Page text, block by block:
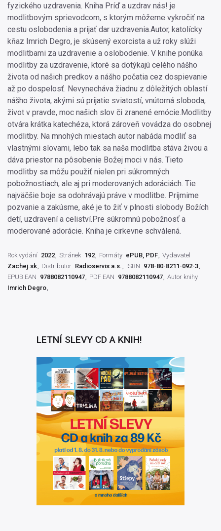
fyzického uzdravenia. Kniha Príď a uzdrav nás! je
modlitbovým sprievodcom, s ktorým môžeme vykročiť na
cestu oslobodenia a prijať dar uzdravenia.Autor, katolícky
kňaz Imrich Degro, je skúsený exorcista a už roky slúži
modlitbami za uzdravenie a oslobodenie. V knihe ponúka
modlitby za uzdravenie, ktoré sa dotýkajú celého nášho
života od našich predkov a nášho počatia cez dospievanie
až po dospelosť. Nevynecháva žiadnu z dôležitých oblastí
nášho života, akými sú prijatie sviatostí, vnútorná sloboda,
život v pravde, moc našich slov či zranené emócie.Modlitby
otvára krátka katechéza, ktorá zároveň vovádza do osobnej
modlitby. Na mnohých miestach autor nabáda modliť sa
vlastnými slovami, lebo tak sa naša modlitba stáva živou a
dáva priestor na pôsobenie Božej moci v nás. Tieto
modlitby sa môžu použiť nielen pri súkromných
pobožnostiach, ale aj pri moderovaných adoráciách. Tie
najväčšie boje sa odohrávajú práve v modlitbe. Prijmime
pozvanie a zakúsme, aké je to žiť v plnosti slobody Božích
detí, uzdravení a celiství.Pre súkromnú pobožnosť a
moderované adorácie. Kniha je cirkevne schválená.
Rok vydání 2022 Stránek 192 Formáty ePUB, PDF Vydavatel
Zachej.sk
Distributor Radioservis a.s. ISBN 978-80-8211-092-3
EPUB EAN 9788082110947 PDF EAN 9788082110947 Autor knihy
Imrich Degro
LETNÍ SLEVY CD A KNIH!